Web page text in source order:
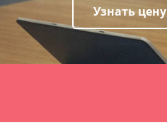
Узнать цену